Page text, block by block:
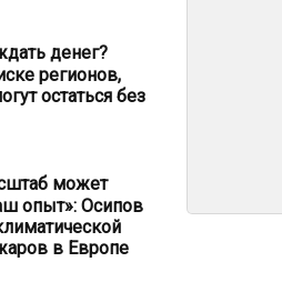
денег?
регионов,
остаться без
может
опыт»: Осипов
в Европе